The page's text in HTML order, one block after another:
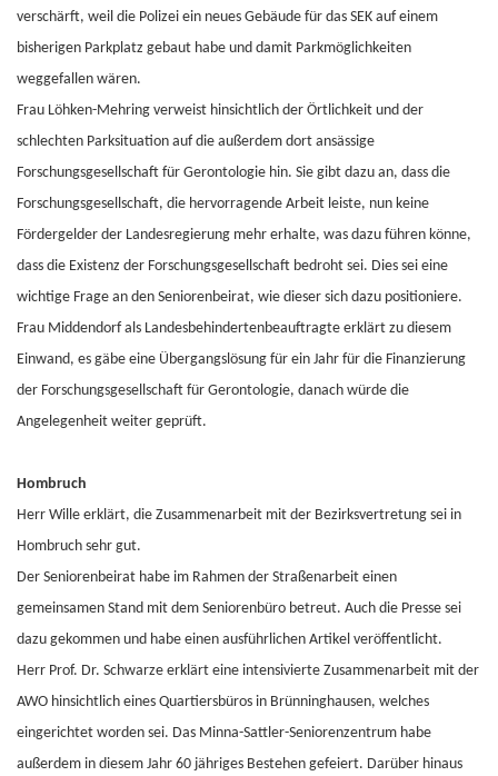
verschärft, weil die Polizei ein neues Gebäude für das SEK auf einem
bisherigen Parkplatz gebaut habe und damit Parkmöglichkeiten
weggefallen wären.
Frau Löhken-Mehring verweist hinsichtlich der Örtlichkeit und der
schlechten Parksituation auf die außerdem dort ansässige
Forschungsgesellschaft für Gerontologie hin. Sie gibt dazu an, dass die
Forschungsgesellschaft, die hervorragende Arbeit leiste, nun keine
Fördergelder der Landesregierung mehr erhalte, was dazu führen könne,
dass die Existenz der Forschungsgesellschaft bedroht sei. Dies sei eine
wichtige Frage an den Seniorenbeirat, wie dieser sich dazu positioniere.
Frau Middendorf als Landesbehindertenbeauftragte erklärt zu diesem
Einwand, es gäbe eine Übergangslösung für ein Jahr für die Finanzierung
der Forschungsgesellschaft für Gerontologie, danach würde die
Angelegenheit weiter geprüft.
Hombruch
Herr Wille erklärt, die Zusammenarbeit mit der Bezirksvertretung sei in
Hombruch sehr gut.
Der Seniorenbeirat habe im Rahmen der Straßenarbeit einen
gemeinsamen Stand mit dem Seniorenbüro betreut. Auch die Presse sei
dazu gekommen und habe einen ausführlichen Artikel veröffentlicht.
Herr Prof. Dr. Schwarze erklärt eine intensivierte Zusammenarbeit mit der
AWO hinsichtlich eines Quartiersbüros in Brünninghausen, welches
eingerichtet worden sei. Das Minna-Sattler-Seniorenzentrum habe
außerdem in diesem Jahr 60 jähriges Bestehen gefeiert. Darüber hinaus